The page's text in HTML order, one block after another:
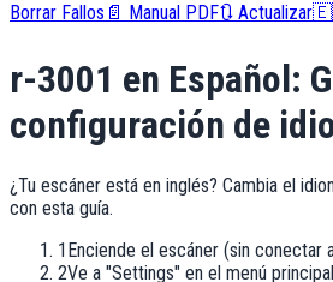
Borrar Fallos 📄 Manual PDF🔃 Actualizar
r-3001 en Español:
configuración de
¿Tu escáner está en inglés? Cambia el
con esta guía.
1Enciende el escáner (sin conectar
2Ve a "Settings" en el menú principal